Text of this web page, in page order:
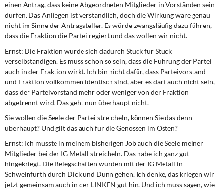
einen Antrag, dass keine Abgeordneten Mitglieder in Vorständen sein
dürfen. Das Anliegen ist verständlich, doch die Wirkung wäre genau
nicht im Sinne der Antragsteller. Es würde zwangsläufig dazu führen,
dass die Fraktion die Partei regiert und das wollen wir nicht.
Ernst: Die Fraktion würde sich dadurch Stück für Stück
verselbständigen. Es muss schon so sein, dass die Führung der Partei
auch in der Fraktion wirkt. Ich bin nicht dafür, dass Parteivorstand
und Fraktion vollkommen identisch sind, aber es darf auch nicht sein,
dass der Parteivorstand mehr oder weniger von der Fraktion
abgetrennt wird. Das geht nun überhaupt nicht.
Sie wollen die Seele der Partei streicheln, können Sie das denn
überhaupt? Und gilt das auch für die Genossen im Osten?
Ernst: Ich musste in meinem bisherigen Job auch die Seele meiner
Mitglieder bei der IG Metall streicheln. Das habe ich ganz gut
hingekriegt. Die Belegschaften würden mit der IG Metall in
Schweinfurth durch Dick und Dünn gehen. Ich denke, das kriegen wir
jetzt gemeinsam auch in der LINKEN gut hin. Und ich muss sagen, wie